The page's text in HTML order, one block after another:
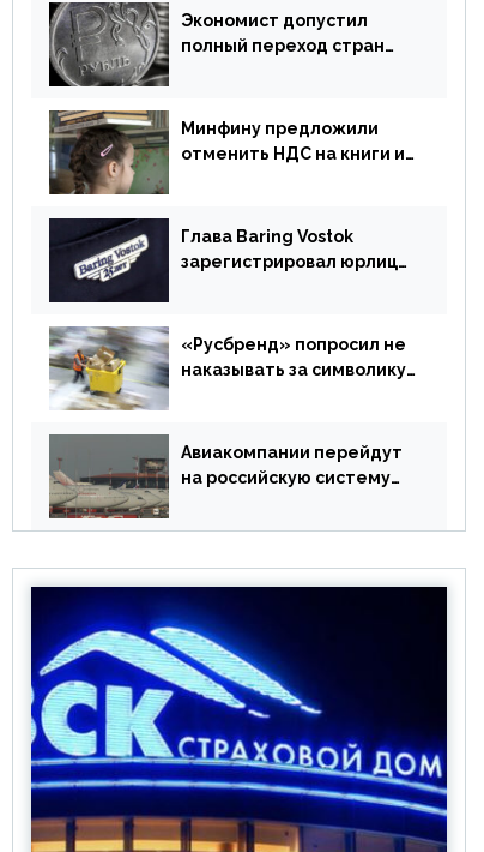
Экономист допустил
полный переход стран
Минфину предложили
отменить НДС на книги и
Глава Baring Vostok
зарегистрировал юрлицо
«Русбренд» попросил не
наказывать за символику
Авиакомпании перейдут
на российскую систему